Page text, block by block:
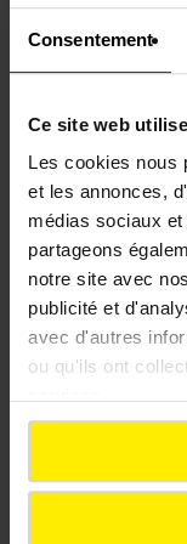
Consentement
Ce site web
Les cookies nous
et les annonces,
médias sociaux
partageons
notre site avec
publicité et
avec d'autres
ou qu'ils ont
Nous
comme la
L’acceptabilité
l’écoute et
locales.